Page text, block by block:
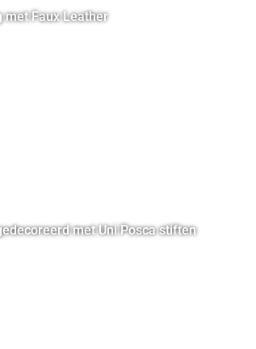
met Faux Leather
met Uni Posca stiften